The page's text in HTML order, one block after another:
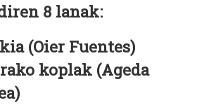
8 lanak:
(Oier Fuentes)
koplak (Ageda